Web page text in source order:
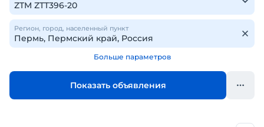
Регион, город, населенный пункт
Больше параметров
Показать объявления